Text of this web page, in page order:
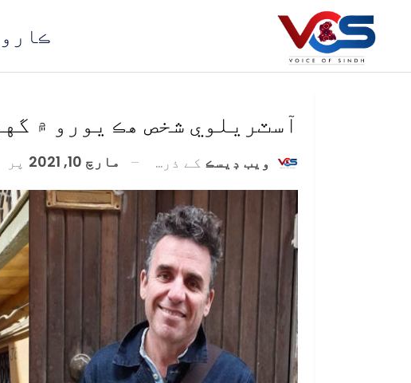
آسٽريلوي شخص هڪ يورو ۾
ويب ڊيسڪ کے ذریعہ مارچ 10, 2021 پر